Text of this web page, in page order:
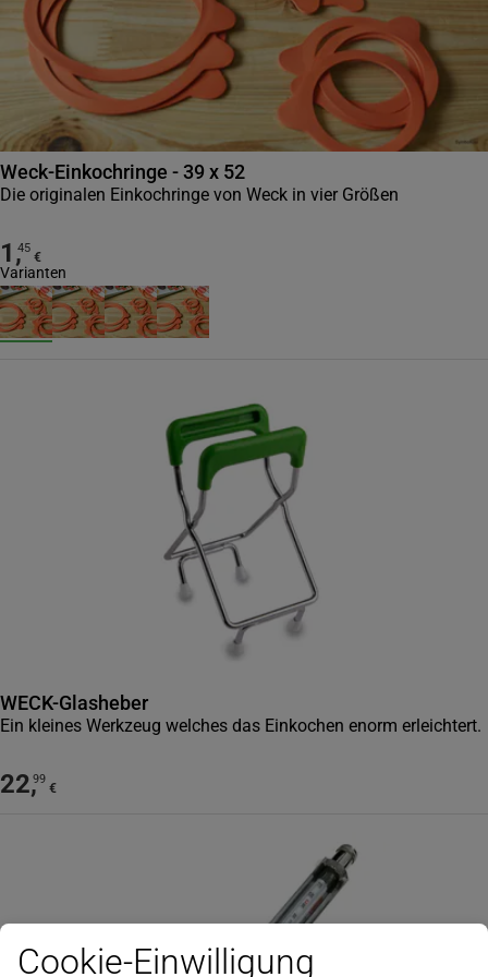
Weck-Einkochringe - 39 x 52
Die originalen Einkochringe von Weck in vier Größen
1,45
€
Varianten
WECK-Glasheber
Ein kleines Werkzeug welches das Einkochen enorm erleichtert.
22,99
€
Cookie-Einwilligung